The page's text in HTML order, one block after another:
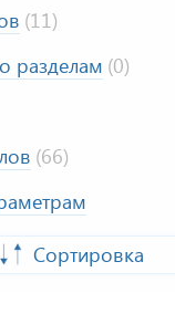
(11)
разделам (0)
(66)
Сортировка